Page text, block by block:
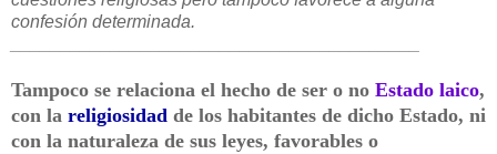
confesión determinada.
Tampoco se relaciona el hecho de ser o no Estado laico,
con la religiosidad de los habitantes de dicho Estado, ni
con la naturaleza de sus leyes, favorables o